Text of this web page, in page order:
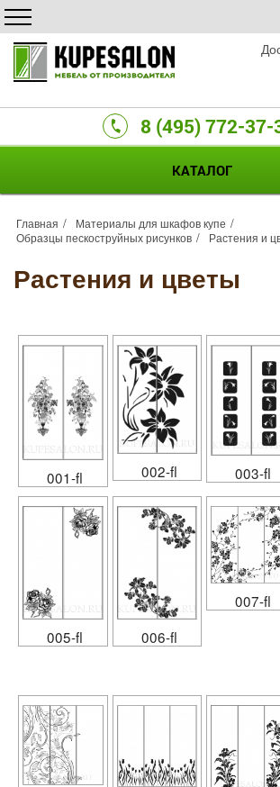
8 (495) 772-37-
КАТАЛОГ
Главная
Материалы для шкафов купе
Образцы пескоструйных рисунков
Растения и
Растения и цветы
001-fl 002-fl 003-fl
005-fl 006-fl
007-fl